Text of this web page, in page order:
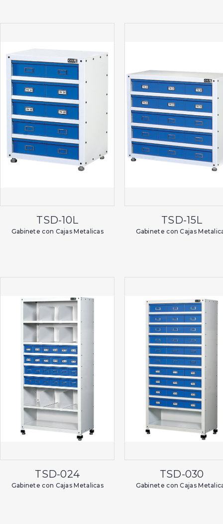
TSD-10L
Gabinete con Cajas Metalicas
TSD-15L
Gabinete con Cajas
TSD-024
Gabinete con Cajas Metalicas
TSD-030
Gabinete con Cajas